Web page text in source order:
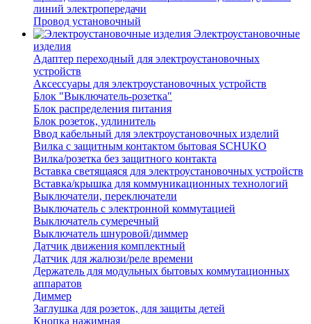
линий электропередачи
Провод установочный
Электроустановочные
изделия
Адаптер переходный для электроустановочных
устройств
Аксессуары для электроустановочных устройств
Блок "Выключатель-розетка"
Блок распределения питания
Блок розеток, удлинитель
Ввод кабельный для электроустановочных изделий
Вилка с защитным контактом бытовая SCHUKO
Вилка/розетка без защитного контакта
Вставка светящаяся для электроустановочных устройств
Вставка/крышка для коммуникационных технологий
Выключатели, переключатели
Выключатель с электронной коммутацией
Выключатель сумеречный
Выключатель шнуровой/диммер
Датчик движения комплектный
Датчик для жалюзи/реле времени
Держатель для модульных бытовых коммутационных
аппаратов
Диммер
Заглушка для розеток, для защиты детей
Кнопка нажимная